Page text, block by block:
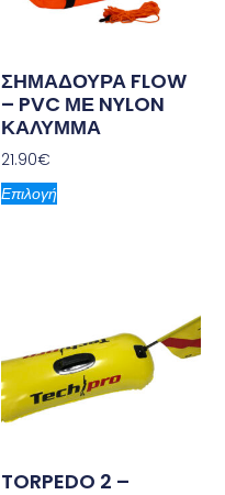
ΣΗΜΑΔΟΥΡΑ FLOW
– PVC ΜΕ NYLON
ΚΑΛΥΜΜΑ
21.90€
Επιλογή
TORPEDO 2 –